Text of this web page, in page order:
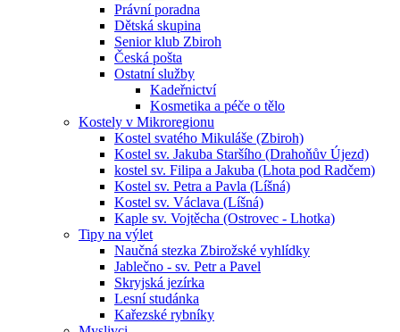
Právní poradna
Dětská skupina
Senior klub Zbiroh
Česká pošta
Ostatní služby
Kadeřnictví
Kosmetika a péče o tělo
Kostely v Mikroregionu
Kostel svatého Mikuláše (Zbiroh)
Kostel sv. Jakuba Staršího (Drahoňův Újezd)
kostel sv. Filipa a Jakuba (Lhota pod Radčem)
Kostel sv. Petra a Pavla (Líšná)
Kostel sv. Václava (Líšná)
Kaple sv. Vojtěcha (Ostrovec - Lhotka)
Tipy na výlet
Naučná stezka Zbirožské vyhlídky
Jablečno - sv. Petr a Pavel
Skryjská jezírka
Lesní studánka
Kařezské rybníky